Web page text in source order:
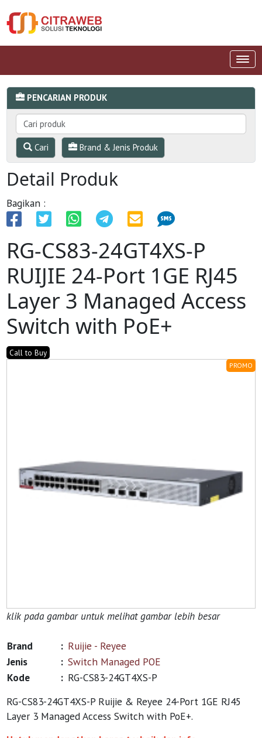
PENCARIAN PRODUK
Cari Brand & Jenis Produk
Detail Produk
Bagikan :
RG-CS83-24GT4XS-P
RUIJIE 24-Port 1GE RJ45
Layer 3 Managed Access
Switch with PoE+
Call to Buy
PROMO
klik pada gambar untuk melihat gambar lebih besar
Brand : Ruijie - Reyee
Jenis
: Switch Managed POE
Kode
: RG-CS83-24GT4XS-P
RG-CS83-24GT4XS-P Ruijie & Reyee 24-Port 1GE RJ45
Layer 3 Managed Access Switch with PoE+.